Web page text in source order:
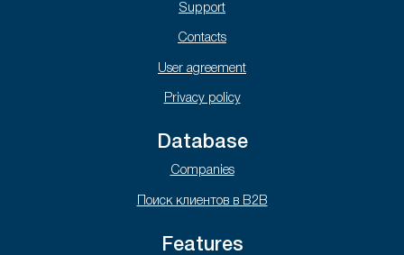
Support
Contacts
User agreement
Privacy policy
Database
Companies
Поиск клиентов в B2B
Features